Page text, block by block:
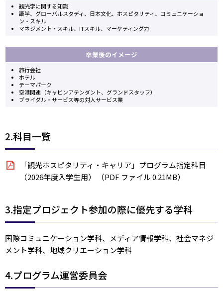
観光学に関する知識
語学、グローバルスタディ、日本文化、ホスピタリティ、コミュニケーショ
ン・スキル
マネジメント・スキル、ITスキル、マーケティング力
卒業後のイメージ
旅行会社
ホテル
テーマパーク
空港関連（キャビンアテンダント、グランドスタッフ）
ブライダル・サービス等の対人サービス業
2.科目一覧
「観光ホスピタリティ・キャリア」プログラム指定科目
（2026年度入学生用） （PDF ファイル 0.21MB）
3.指定プロジェクト参加の際に優先する学科
国際コミュニケーション学科、メディア情報学科、社会マネジ
メント学科、地域クリエーション学科
4.プログラム運営委員会